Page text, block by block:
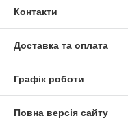
Контакти
Доставка та оплата
Графік роботи
Повна версія сайту